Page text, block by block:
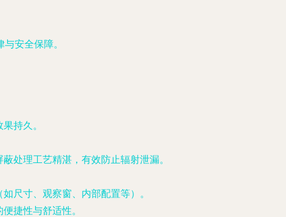
安全保障。
持久。
处理工艺精湛，有效防止辐射泄漏。
尺寸、观察窗、内部配置等）。
捷性与舒适性。